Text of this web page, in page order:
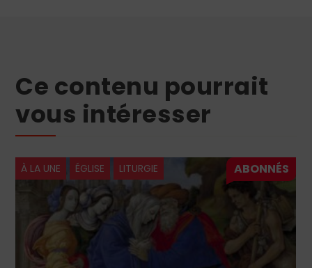
Ce contenu pourrait
vous intéresser
À LA UNE ÉGLISE LITURGIE